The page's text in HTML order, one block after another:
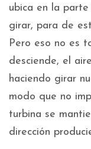
ubica en la
girar, para de
Pero eso no es
desciende, el
haciendo girar
modo que no
turbina se
dirección